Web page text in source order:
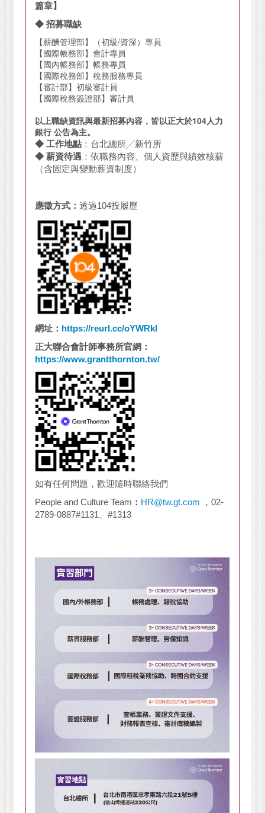
篇章】
◆ 招募職缺
【薪酬管理部】（初級/資深）專員
【國際帳務部】會計專員
【國內帳務部】帳務專員
【國際稅務部】稅務服務專員
【審計部】初級審計員
【國際稅務簽證部】審計員
以上職缺資訊與最新招募內容，皆以正大於104人力
銀行 公告為主。
◆ 工作地點 ：台北總所╱新竹所
◆ 薪資待遇 ：依職務內容、個人資歷與績效核薪
（含固定與變動薪資制度）
應徵方式：透過104投履歷
網址： https://reurl.cc/oYWRkl
正大聯合會計師事務所官網：
https://www.grantthornton.tw/
如有任何問題，歡迎隨時聯絡我們
People and Culture Team ： HR@tw.gt.com ，02-
2789-0887#1131、#1313